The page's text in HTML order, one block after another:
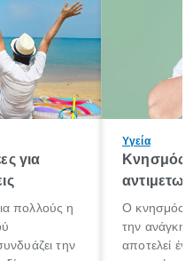
για
πολλούς η
την
Υγεία
Κνησμός:
Ο κνησμός
την ανάγκη
αποτελεί